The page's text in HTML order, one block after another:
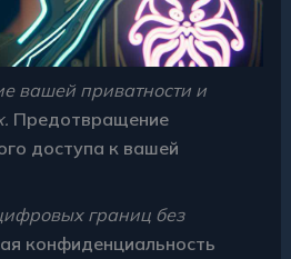
вашей приватности и
Предотвращение
доступа к вашей
границ без
конфиденциальность